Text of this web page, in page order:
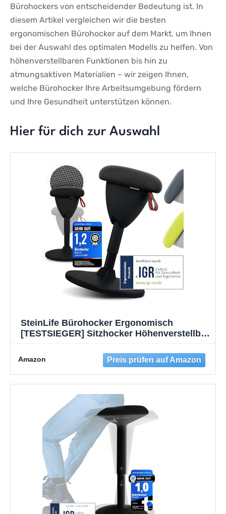
Bürohockers ‍von entscheidender Bedeutung ist. In
diesem Artikel vergleichen wir die besten​
ergonomischen Bürohocker auf dem‍ Markt, um Ihnen
bei der Auswahl des⁤ optimalen Modells zu helfen. ​Von
höhenverstellbaren Funktionen⁤ bis hin zu
atmungsaktiven Materialien – wir zeigen Ihnen,
welche Bürohocker Ihre Arbeitsumgebung fördern
und⁤ Ihre Gesundheit​ unterstützen⁤ können.
Hier für dich zur Auswahl
SteinLife Bürohocker Ergonomisch
[TESTSIEGER] Sitzhocker Höhenverstellbar
[Schwingeffekt] Wackelhocker Stehhocker |
Arbeitshocker rutschfest Rund
Amazon